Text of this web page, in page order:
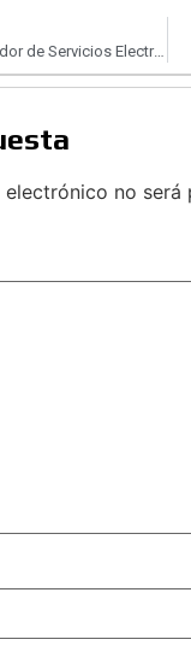
LOLIMSA, nombrada Proveedor de Servicios Electrónica por Sunat
no será